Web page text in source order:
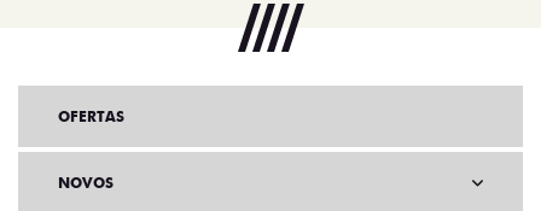
OFERTAS
NOVOS